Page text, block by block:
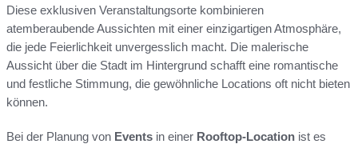
Diese exklusiven Veranstaltungsorte kombinieren
atemberaubende Aussichten mit einer einzigartigen Atmosphäre,
die jede Feierlichkeit unvergesslich macht. Die malerische
Aussicht über die Stadt im Hintergrund schafft eine romantische
und festliche Stimmung, die gewöhnliche Locations oft nicht bieten
können.
Bei der Planung von Events in einer Rooftop-Location ist es